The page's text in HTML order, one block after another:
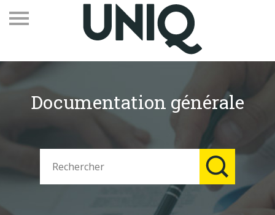
Recevez notre newsletter
Vos contacts
Espace adhérents
Documentation générale